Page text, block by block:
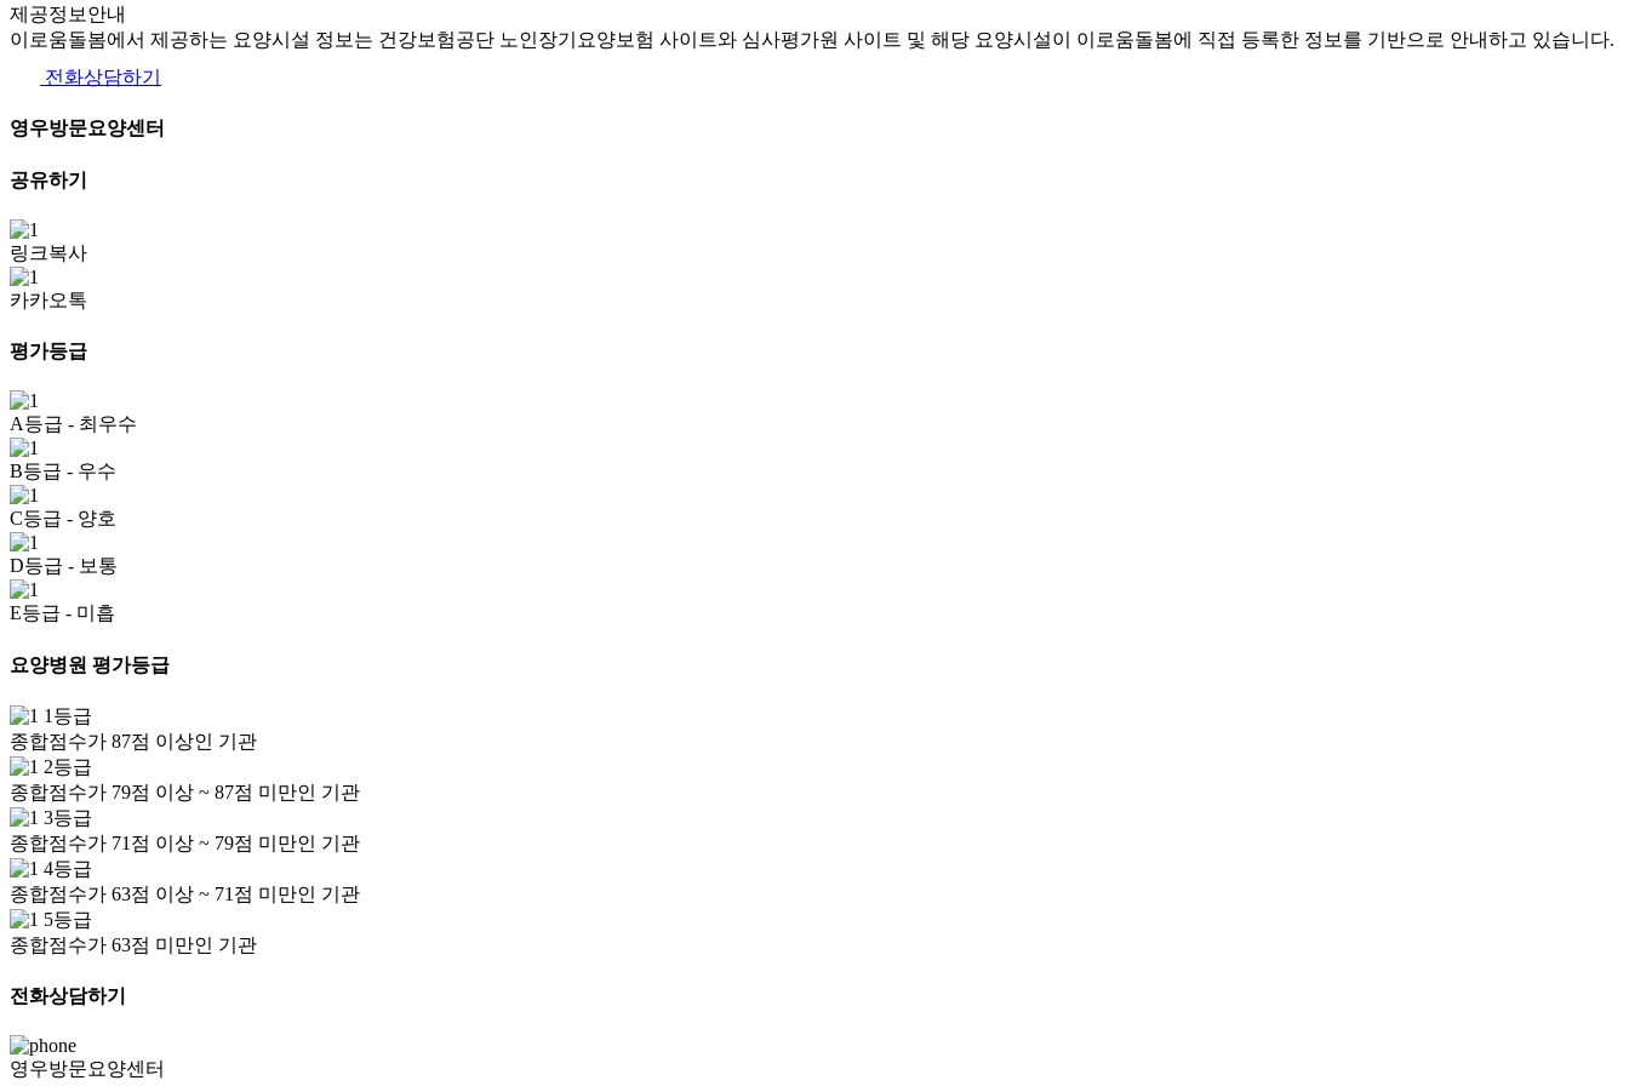
제공정보안내
이로움돌봄에서 제공하는 요양시설 정보는 건강보험공단 노인장기요양보험 사이트와 심사평가원 사이트 및 해당 요양시설이 이로움돌봄에 직접 등록한 정보를 기반으로 안내하고 있습니다.
전화상담하기
영우방문요양센터
공유하기
링크복사
카카오톡
평가등급
A등급 - 최우수
B등급 - 우수
C등급 - 양호
D등급 - 보통
E등급 - 미흡
요양병원 평가등급
1등급
종합점수가 87점 이상인 기관
2등급
종합점수가 79점 이상 ~ 87점 미만인 기관
3등급
종합점수가 71점 이상 ~ 79점 미만인 기관
4등급
종합점수가 63점 이상 ~ 71점 미만인 기관
5등급
종합점수가 63점 미만인 기관
전화상담하기
영우방문요양센터